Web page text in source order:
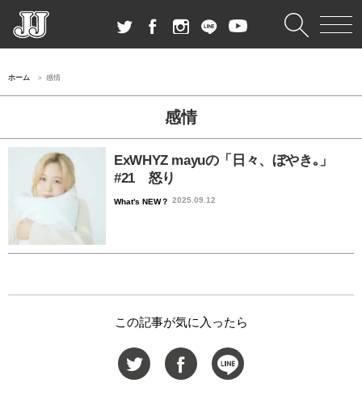
ホーム 感情
感情
ExWHYZ mayuの「日々、ぼやき｡」
#21 怒り
What's NEW？ 2025.09.12
この記事が気に入ったら